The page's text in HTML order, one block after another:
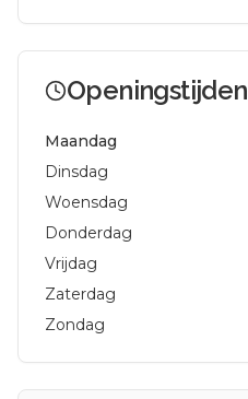
Openingstijden
Maandag
Dinsdag
Woensdag
Donderdag
Vrijdag
Zaterdag
Zondag